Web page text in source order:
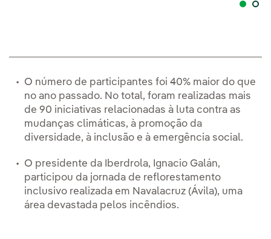
O número de participantes foi 40% maior do que
no ano passado. No total, foram realizadas mais
de 90 iniciativas relacionadas à luta contra as
mudanças climáticas, à promoção da
diversidade, à inclusão e à emergência social.
O presidente da Iberdrola, Ignacio Galán,
participou da jornada de reflorestamento
inclusivo realizada em Navalacruz (Ávila), uma
área devastada pelos incêndios.